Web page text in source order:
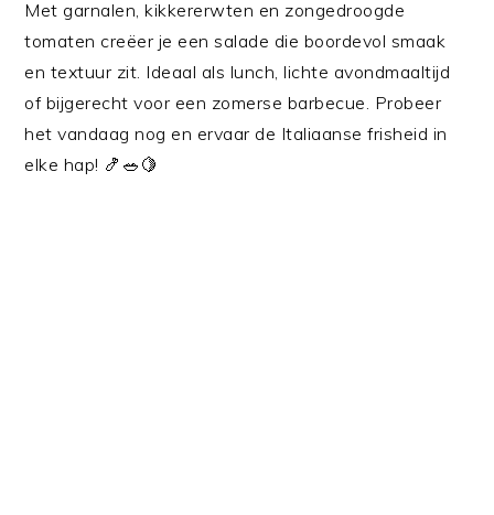
Met garnalen, kikkererwten en zongedroogde
tomaten creëer je een salade die boordevol smaak
en textuur zit. Ideaal als lunch, lichte avondmaaltijd
of bijgerecht voor een zomerse barbecue. Probeer
het vandaag nog en ervaar de Italiaanse frisheid in
elke hap! 🍤🥗🍋